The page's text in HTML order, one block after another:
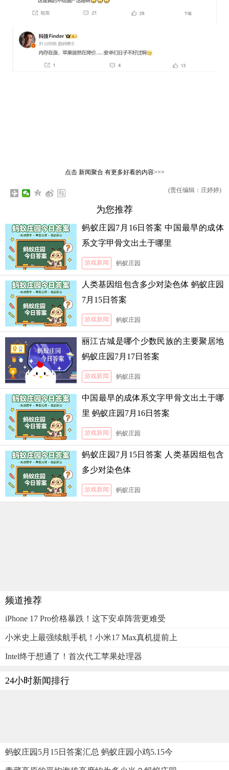
点击 新闻聚合有更多好看的内容>>>
(责任编辑：庄婷婷)
为您推荐
蚂蚁庄园7月16日答案 中国最早的成体
系文字甲骨文出土于哪里
游戏新闻 蚂蚁庄园
人类基因组包含多少对染色体 蚂蚁庄园
7月15日答案
游戏新闻 蚂蚁庄园
丽江古城是哪个少数民族的主要聚居地
蚂蚁庄园7月17日答案
游戏新闻 蚂蚁庄园
中国最早的成体系文字甲骨文出土于哪
里 蚂蚁庄园7月16日答案
游戏新闻 蚂蚁庄园
蚂蚁庄园7月15日答案 人类基因组包含
多少对染色体
游戏新闻 蚂蚁庄园
频道推荐
iPhone 17 Pro价格暴跌！这下安卓阵营更难受
小米史上最强续航手机！小米17 Max真机提前上
Intel终于想通了！首次代工苹果处理器
24小时新闻排行
蚂蚁庄园5月15日答案汇总 蚂蚁庄园小鸡5.15今